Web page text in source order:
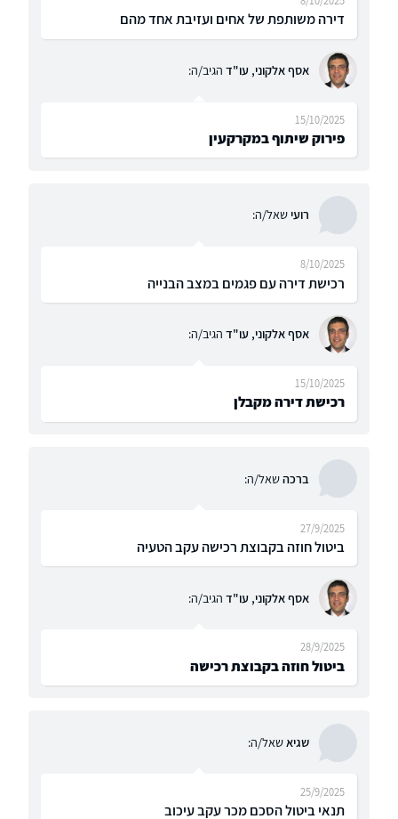
דירה משותפת של אחים ועזיבת אחד מהם
אסף אלקוני, עו"ד הגיב/ה:
פירוק שיתוף במקרקעין
15/10/2025
רועישאל/ה:
רכישת דירה עם פגמים במצב הבנייה
8/10/2025
אסף אלקוני, עו"ד הגיב/ה:
רכישת דירה מקבלן
15/10/2025
ברכהשאל/ה:
ביטול חוזה בקבוצת רכישה עקב הטעיה
27/9/2025
אסף אלקוני, עו"ד הגיב/ה:
ביטול חוזה בקבוצת רכישה
28/9/2025
שגיאשאל/ה:
תנאי ביטול הסכם מכר עקב עיכוב
25/9/2025